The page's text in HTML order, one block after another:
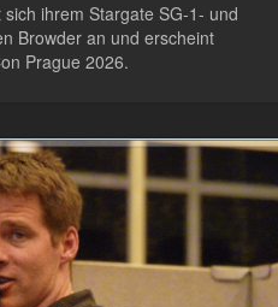
ihrem Stargate SG-1- und
Browder an und erscheint
Prague 2026.